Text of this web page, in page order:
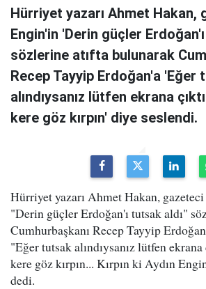
Hürriyet yazarı Ahmet Hakan,
Engin'in 'Derin güçler
sözlerine atıfta bulunarak
Recep Tayyip Erdoğan'a 'Eğer
alındıysanız lütfen ekrana
kere göz kırpın' diye seslendi.
Hürriyet yazarı Ahmet Hakan,
"Derin güçler Erdoğan'ı tutsak aldı"
Cumhurbaşkanı Recep Tayyip
"Eğer tutsak alındıysanız lütfen ekrana
kere göz kırpın... Kırpın ki Aydın
dedi.